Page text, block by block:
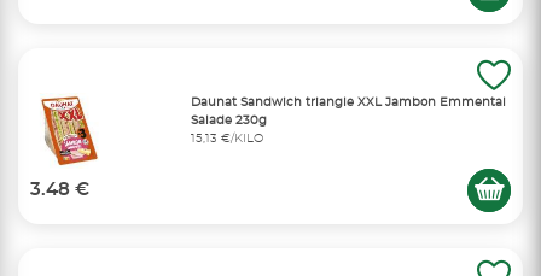
Daunat Sandwich triangle XXL Jambon Emmental
Salade 230g
15,13 €/KILO
3.48 €